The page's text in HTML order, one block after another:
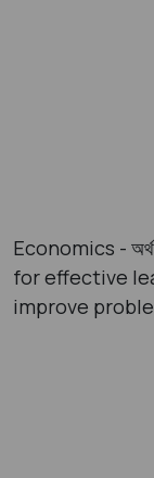
Economics -
for effective
improve